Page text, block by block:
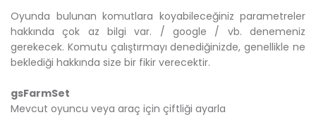
Oyunda bulunan komutlara koyabileceğiniz parametreler
hakkında çok az bilgi var. / google / vb. denemeniz
gerekecek. Komutu çalıştırmayı denediğinizde, genellikle ne
beklediği hakkında size bir fikir verecektir.
gsFarmSet
Mevcut oyuncu veya araç için çiftliği ayarla